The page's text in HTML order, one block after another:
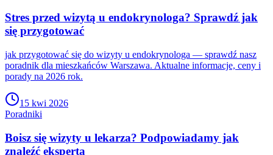
Stres przed wizytą u endokrynologa? Sprawdź jak
się przygotować
jak przygotować się do wizyty u endokrynologa — sprawdź nasz
poradnik dla mieszkańców Warszawa. Aktualne informacje, ceny i
porady na 2026 rok.
15 kwi 2026
Poradniki
Boisz się wizyty u lekarza? Podpowiadamy jak
znaleźć eksperta